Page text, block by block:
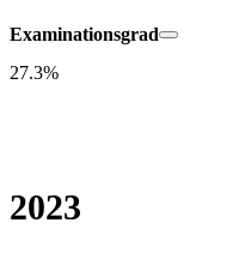
Examinationsgrad
27.3%
2023